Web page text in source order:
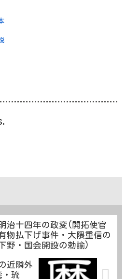
明治十四年の政変(開拓使官
物払下げ事件・大隈重信の
野・国会開設の勅諭)
近隣外
・琉